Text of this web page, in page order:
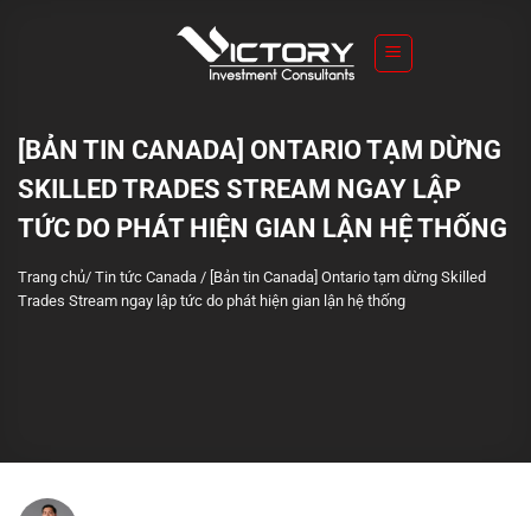
[BẢN TIN CANADA] ONTARIO TẠM DỪNG
SKILLED TRADES STREAM NGAY LẬP
TỨC DO PHÁT HIỆN GIAN LẬN HỆ THỐNG
Trang chủ/ Tin tức Canada / [Bản tin Canada] Ontario tạm dừng Skilled
Trades Stream ngay lập tức do phát hiện gian lận hệ thống